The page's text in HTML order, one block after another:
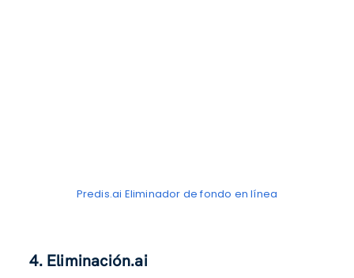
Predis.ai Eliminador de fondo en línea
4. Eliminación.ai